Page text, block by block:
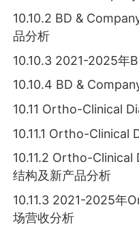
10.10.2 BD &
品分析
10.10.3 2021-2025年
10.10.4 BD &
10.11 Ortho-Clinical
10.11.1 Ortho-Clinical
10.11.2 Ortho-Clinical
结构及新产品分析
10.11.3 2021-2025年
场营收分析